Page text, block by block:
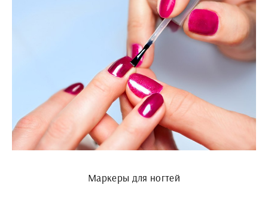
Маркеры для ногтей